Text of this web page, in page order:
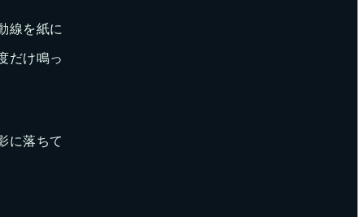
線を紙に
だけ鳴っ
に落ちて